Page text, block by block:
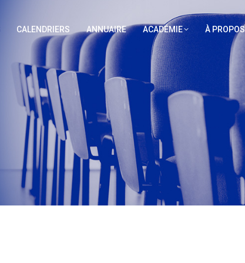
CALENDRIERS ANNUAIRE ACADÉMIE À PROPOS